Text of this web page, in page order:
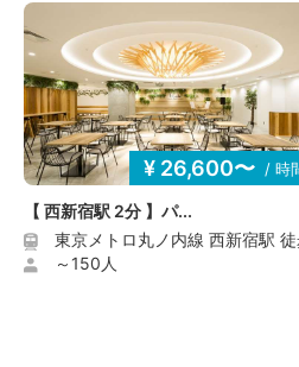
・音が漏れにくいように、ドア
い。
・退出前、退出後は、話し声
ど、近隣の皆様にご迷惑になら
す。
・予約した利用時間の途中で退
用料金の割引、返金等は致しか
い。
・会議室のご利用前・ご利用
室に立ち入ることはできません
・予約者が使用の権利を譲渡、
¥ 26,600〜 / 時
【 西新宿駅 2分 】パ...
東京メトロ丸ノ内線 西新宿駅 徒
～150人